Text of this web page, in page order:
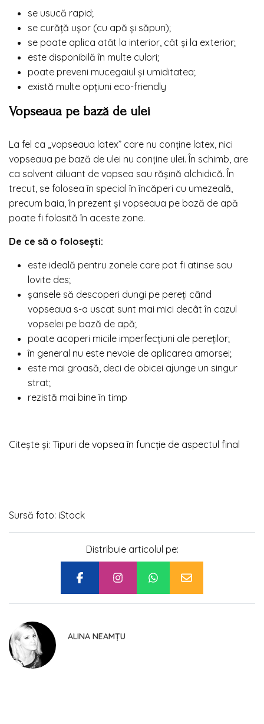
se usucă rapid;
se curăță ușor (cu apă și săpun);
se poate aplica atât la interior, cât și la exterior;
este disponibilă în multe culori;
poate preveni mucegaiul și umiditatea;
există multe opțiuni eco-friendly
Vopseaua pe bază de ulei
La fel ca „vopseaua latex” care nu conține latex, nici
vopseaua pe bază de ulei nu conține ulei. În schimb, are
ca solvent diluant de vopsea sau rășină alchidică. În
trecut, se folosea în special în încăperi cu umezeală,
precum baia, în prezent și vopseaua pe bază de apă
poate fi folosită în aceste zone.
De ce să o folosești:
este ideală pentru zonele care pot fi atinse sau
lovite des;
șansele să descoperi dungi pe pereți când
vopseaua s-a uscat sunt mai mici decât în cazul
vopselei pe bază de apă;
poate acoperi micile imperfecțiuni ale pereților;
în general nu este nevoie de aplicarea amorsei;
este mai groasă, deci de obicei ajunge un singur
strat;
rezistă mai bine în timp
Citește și: Tipuri de vopsea în funcție de aspectul final
Sursă foto: iStock
Distribuie articolul pe:
ALINA NEAMȚU